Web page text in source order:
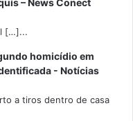
[…]...
homicídio em
- Notícias
a tiros dentro de casa